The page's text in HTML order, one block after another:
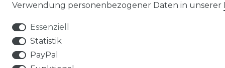
Verwendung personenbezogener Daten in unserer
Essenziell
Statistik
PayPal